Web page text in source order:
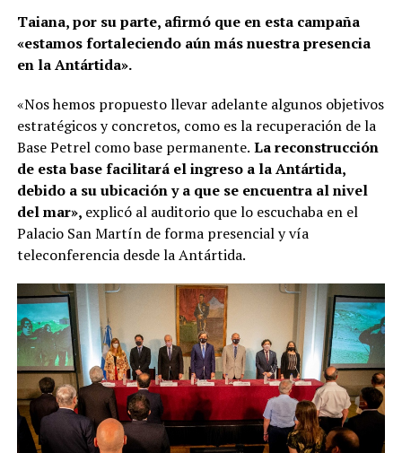
Taiana, por su parte, afirmó que en esta campaña
«estamos fortaleciendo aún más nuestra presencia
en la Antártida».
«Nos hemos propuesto llevar adelante algunos objetivos
estratégicos y concretos, como es la recuperación de la
Base Petrel como base permanente. La reconstrucción
de esta base facilitará el ingreso a la Antártida,
debido a su ubicación y a que se encuentra al nivel
del mar», explicó al auditorio que lo escuchaba en el
Palacio San Martín de forma presencial y vía
teleconferencia desde la Antártida.